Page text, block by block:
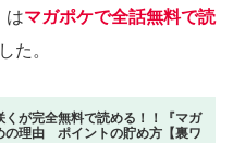
はマガポケで全話無料で読
た。
くが完全無料で読める！！『マガ
の理由 ポイントの貯め方【裏ワ